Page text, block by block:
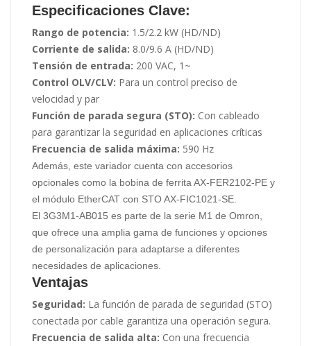
Especificaciones Clave:
Rango de potencia: 1.5/2.2 kW (HD/ND)
Corriente de salida: 8.0/9.6 A (HD/ND)
Tensión de entrada: 200 VAC, 1~
Control OLV/CLV: Para un control preciso de
velocidad y par
Función de parada segura (STO): Con cableado
para garantizar la seguridad en aplicaciones críticas
Frecuencia de salida máxima: 590 Hz
Además, este variador cuenta con accesorios
opcionales como la bobina de ferrita AX-FER2102-PE y
el módulo EtherCAT con STO AX-FIC1021-SE.
El 3G3M1-AB015 es parte de la serie M1 de Omron,
que ofrece una amplia gama de funciones y opciones
de personalización para adaptarse a diferentes
necesidades de aplicaciones.
Ventajas
Seguridad: La función de parada de seguridad (STO)
conectada por cable garantiza una operación segura.
Frecuencia de salida alta: Con una frecuencia